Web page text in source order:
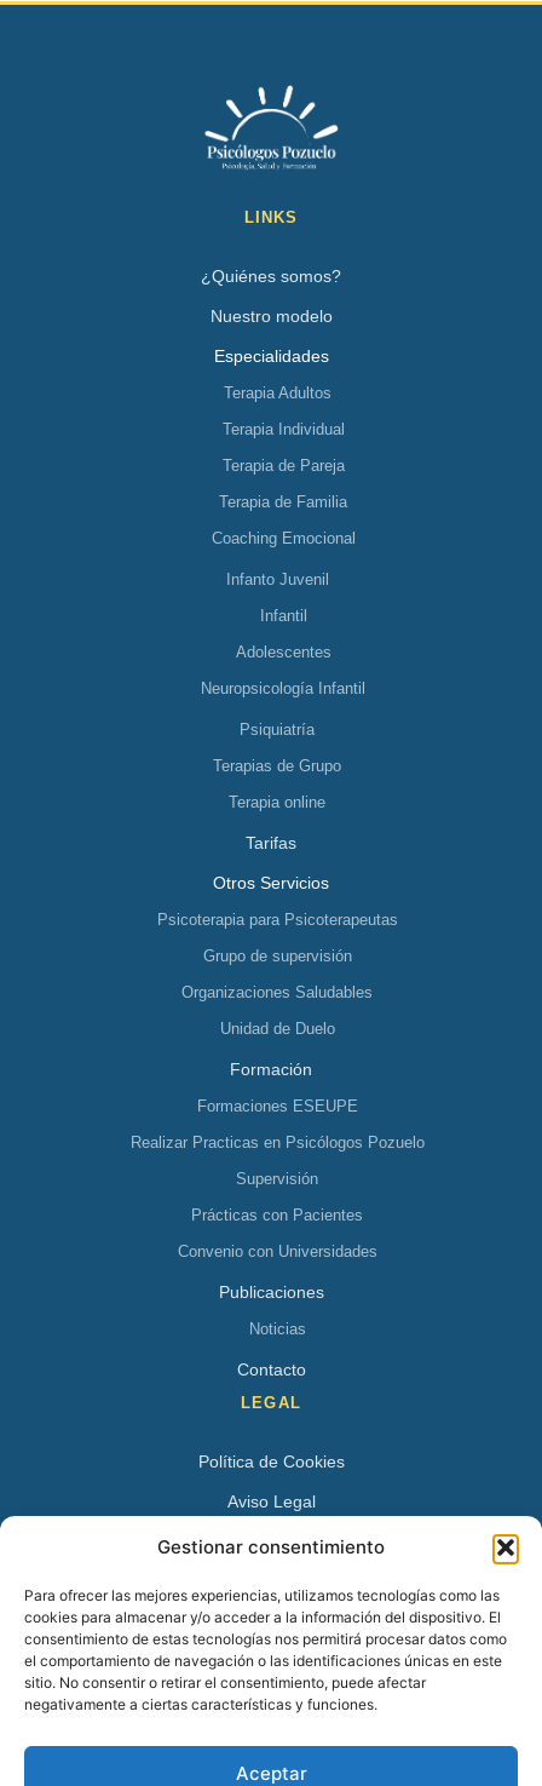
Gestionar consentimiento
Para ofrecer las mejores experiencias, utilizamos tecnologías como las
cookies para almacenar y/o acceder a la información del dispositivo. El
consentimiento de estas tecnologías nos permitirá procesar datos como
el comportamiento de navegación o las identificaciones únicas en este
sitio. No consentir o retirar el consentimiento, puede afectar
negativamente a ciertas características y funciones.
Aceptar
LINKS
¿Quiénes somos?
Nuestro modelo
Especialidades
Terapia Adultos
Terapia Individual
Terapia de Pareja
Terapia de Familia
Coaching Emocional
Infanto Juvenil
Infantil
Adolescentes
Neuropsicología Infantil
Psiquiatría
Terapias de Grupo
Terapia online
Tarifas
Otros Servicios
Psicoterapia para Psicoterapeutas
Grupo de supervisión
Organizaciones Saludables
Unidad de Duelo
Formación
Formaciones ESEUPE
Realizar Practicas en Psicólogos Pozuelo
Supervisión
Prácticas con Pacientes
Convenio con Universidades
Publicaciones
Noticias
Contacto
LEGAL
Política de Cookies
Aviso Legal
Política de Privacidad
Avenida Juan XXIII 15 B 28224 – Pozuelo de Alarcón,
Madrid
Tel:+34 913527728
+34 669 83 48 45